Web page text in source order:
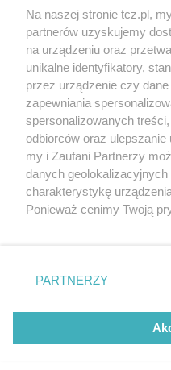
O FIRMIE POLITYKA
REKLAMA WSPÓŁPRACA
Aktualności
Tcz24
Historia miasta
Na naszej stronie tcz.pl,
partnerów uzyskujemy
na urządzeniu oraz
unikalne identyfikatory,
przez urządzenie czy
zapewniania
spersonalizowanych
odbiorców oraz ulepszanie
my i Zaufani Partnerzy
danych
charakterystykę
Ponieważ cenimy Twoją
znajdujący się w lewym
przetwarzaniu.
PARTNERZY